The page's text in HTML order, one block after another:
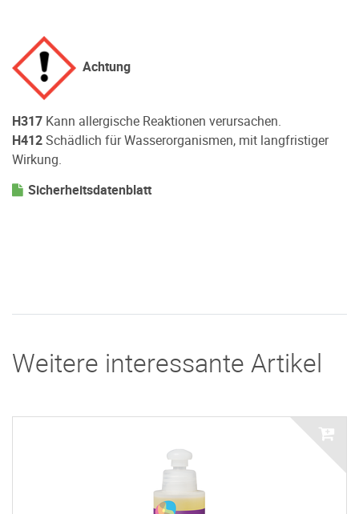
Achtung
H317 Kann allergische Reaktionen verursachen.
H412Schädlich für Wasserorganismen, mit langfristiger
Wirkung.
Sicherheitsdatenblatt
Weitere interessante Artikel